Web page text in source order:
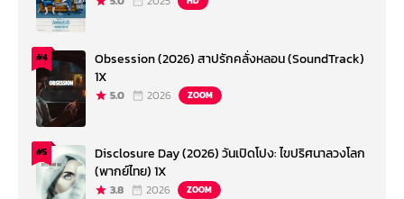
#4
Obsession (2026) สาปรักคลั่งหลอน (SoundTrack)
1X
5.0 2026 ZOOM
#5
Disclosure Day (2026) วันเปิดโปง: ไขปริศนาลวงโลก
(พากย์ไทย) 1X
3.8 2026 ZOOM